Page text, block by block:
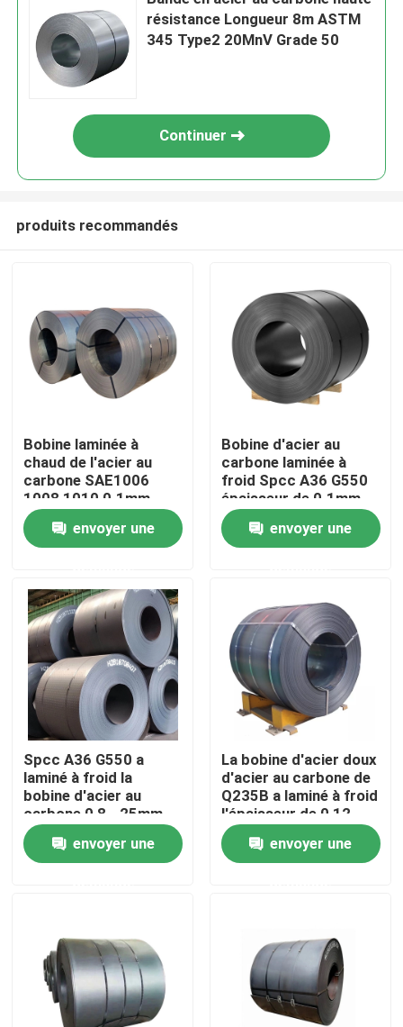
Maison
Au sujet de nous
Visite d'usine
Contrôle de qualité
Contactez-nous
Demandez une citation
Pièces de chaudière de charbon
plat d'acier au carbone
résistance Longueur 8m ASTM
345 Type2 20MnV Grade 50
Continuer
produits recommandés
Bobine laminée à
chaud de l'acier au
carbone SAE1006
1008 1010 0.1mm -
300mm
envoyer une
Bobine d'acier au
carbone laminée à
froid Spcc A36 G550
épaisseur de 0.1mm -
de 300mm
envoyer une
Spcc A36 G550 a
laminé à froid la
bobine d'acier au
carbone 0,8 - 25mm
envoyer une
La bobine d'acier doux
d'acier au carbone de
Q235B a laminé à froid
l'épaisseur de 0,12 -
de 4mm
envoyer une